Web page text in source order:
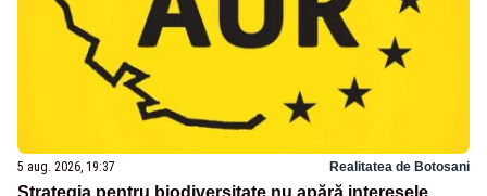
5 aug. 2026, 19:37 Realitatea de Botosani
Strategia pentru biodiversitate nu apără interesele